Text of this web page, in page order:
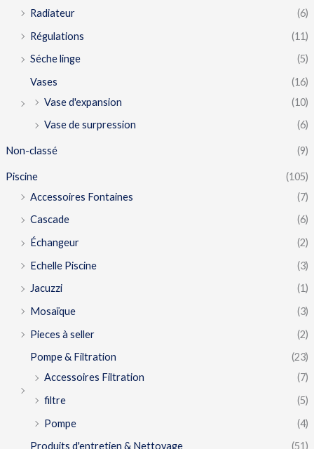
Radiateur
(6)
Régulations
(11)
Séche linge
(5)
Vases
(16)
Vase d'expansion
(10)
Vase de surpression
(6)
Non-classé (9)
Piscine
(105)
Accessoires Fontaines
(7)
Cascade
(6)
Échangeur
(2)
Echelle Piscine
(3)
Jacuzzi
(1)
Mosaïque
(3)
Pieces à seller
(2)
Pompe & Filtration
(23)
Accessoires Filtration
(7)
filtre
(5)
Pompe
(4)
Produits d'entretien & Nettoyage
(51)